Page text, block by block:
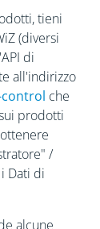
tieni
(diversi
di
all'indirizzo
che
prodotti
/
Dati di
alcune